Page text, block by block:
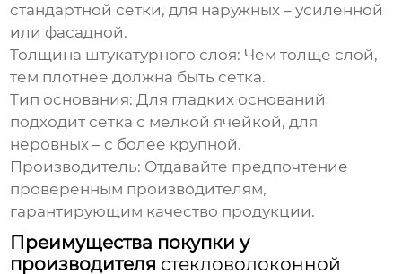
стандартной сетки, для наружных – усиленной
или фасадной.
Толщина штукатурного слоя: Чем толще слой,
тем плотнее должна быть сетка.
Тип основания: Для гладких оснований
подходит сетка с мелкой ячейкой, для
неровных – с более крупной.
Производитель: Отдавайте предпочтение
проверенным производителям,
гарантирующим качество продукции.
Преимущества покупки у
производителя стекловолоконной